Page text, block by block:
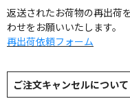
返送されたお荷物の再出荷
わせをお願いいたします。
再出荷依頼フォーム
ご注文キャンセルについて